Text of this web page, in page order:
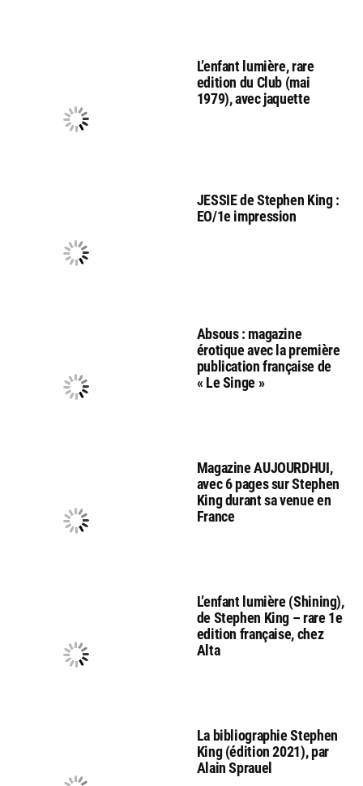
L’enfant lumière, rare
edition du Club (mai
1979), avec jaquette
JESSIE de Stephen King :
EO/1e impression
Absous : magazine
érotique avec la première
publication française de
« Le Singe »
Magazine AUJOURDHUI,
avec 6 pages sur Stephen
King durant sa venue en
France
L’enfant lumière (Shining),
de Stephen King – rare 1e
edition française, chez
Alta
La bibliographie Stephen
King (édition 2021), par
Alain Sprauel